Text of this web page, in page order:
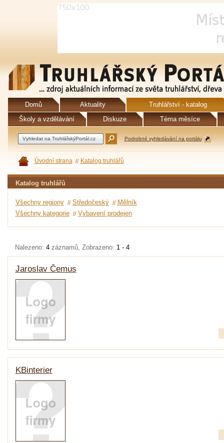
Domů Aktuality
Truhlářství - katalog
Školy a vzdělávání
Diskuze Téma měsíce
Podrobné vyhledávání na portálu
Úvodní strana Katalog truhlářů
Katalog truhlářů
Všechny regiony Středočeský
Mělník
Všechny kategorie
Vybavení prodejen
Nalezeno: 4 záznamů, Zobrazeno: 1 - 4
Jaroslav Čemus
KBinterier